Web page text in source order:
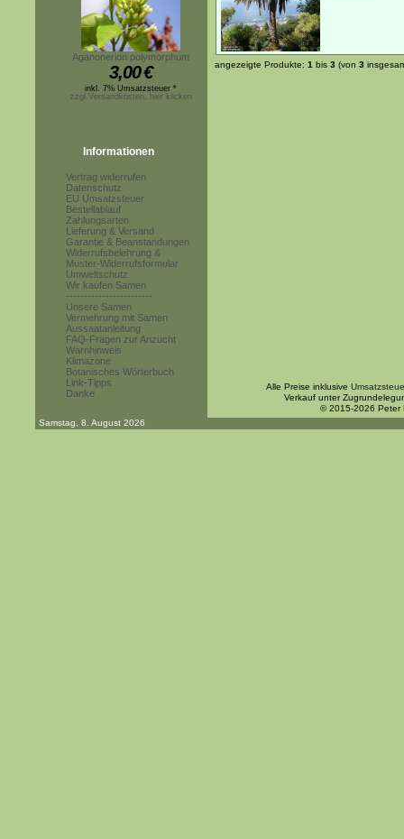
Aganonerion polymorphum
3,00€
inkl. 7% Umsatzsteuer *
zzgl.Versandkosten, hier klicken
Informationen
Vertrag widerrufen
Datenschutz
EU Umsatzsteuer
Bestellablauf
Zahlungsarten
Lieferung & Versand
Garantie & Beanstandungen
Widerrufsbelehrung &
Muster-Widerrufsformular
Umweltschutz
Wir kaufen Samen
------------------------
Unsere Samen
Vermehrung mit Samen
Aussaatanleitung
FAQ-Fragen zur Anzucht
Warnhinweis
Klimazone
Botanisches Wörterbuch
Link-Tipps
Danke
angezeigte Produkte: 1 bis 3 (von 3
Alle Preise inklusive
Verkauf unter
© 2015-2026 Peter
Samstag, 8. August 2026